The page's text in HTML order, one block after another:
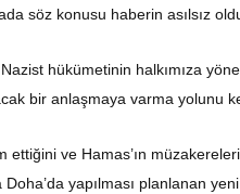
söz konusu haberin asılsız
hükümetinin halkımıza
bir anlaşmaya varma yolunu
ve Hamas’ın
yapılması planlanan